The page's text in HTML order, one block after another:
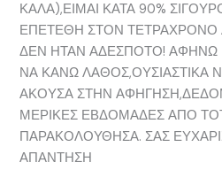
ΚΑΛΑ),ΕΙΜΑΙ ΚΑΤΑ 90%
ΕΠΕΤΕΘΗ ΣΤΟΝ ΤΕΤΡΑΧΡΟΝΟ
ΔΕΝ ΗΤΑΝ ΑΔΕΣΠΟΤΟ! ΑΦΗΝΩ
ΝΑ ΚΑΝΩ ΛΑΘΟΣ,ΟΥΣΙΑΣΤΙΚΑ
ΑΚΟΥΣΑ ΣΤΗΝ
ΜΕΡΙΚΕΣ ΕΒΔΟΜΑΔΕΣ ΑΠΟ
ΠΑΡΑΚΟΛΟΥΘΗΣΑ. ΣΑΣ
ΑΠΑΝΤΗΣΗ